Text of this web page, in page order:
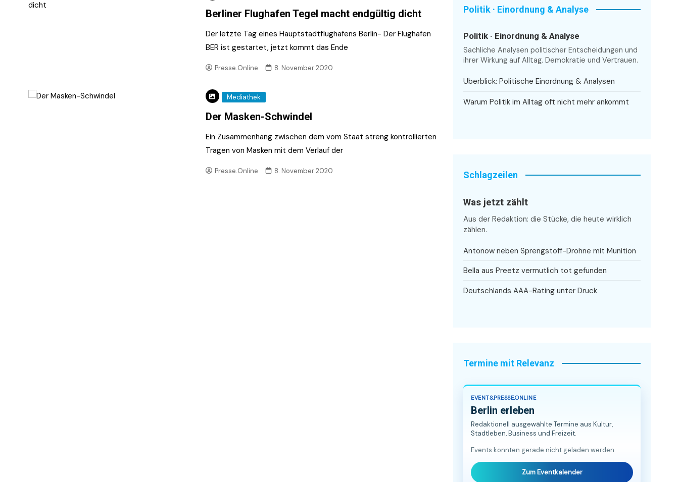
Berliner Flughafen Tegel macht endgültig dicht
Der letzte Tag eines Hauptstadtflughafens Berlin- Der Flughafen
BER ist gestartet, jetzt kommt das Ende
Presse.Online 8. November 2020
Mediathek
Der Masken-Schwindel
Ein Zusammenhang zwischen dem vom Staat streng kontrollierten
Tragen von Masken mit dem Verlauf der
Presse.Online 8. November 2020
Politik · Einordnung & Analyse
Politik · Einordnung & Analyse
Sachliche Analysen politischer Entscheidungen und
ihrer Wirkung auf Alltag, Demokratie und Vertrauen.
Überblick: Politische Einordnung & Analysen
Warum Politik im Alltag oft nicht mehr ankommt
Schlagzeilen
Was jetzt zählt
Aus der Redaktion: die Stücke, die heute wirklich
zählen.
Antonow neben Sprengstoff-Drohne mit Munition
Bella aus Preetz vermutlich tot gefunden
Deutschlands AAA-Rating unter Druck
Termine mit Relevanz
EVENTS.PRESSE.ONLINE
Berlin erleben
Redaktionell ausgewählte Termine aus Kultur,
Stadtleben, Business und Freizeit.
Events konnten gerade nicht geladen werden.
Zum Eventkalender